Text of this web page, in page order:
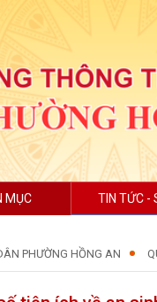
MỤC TIN TỨC -
PHƯỜNG HỒNG AN